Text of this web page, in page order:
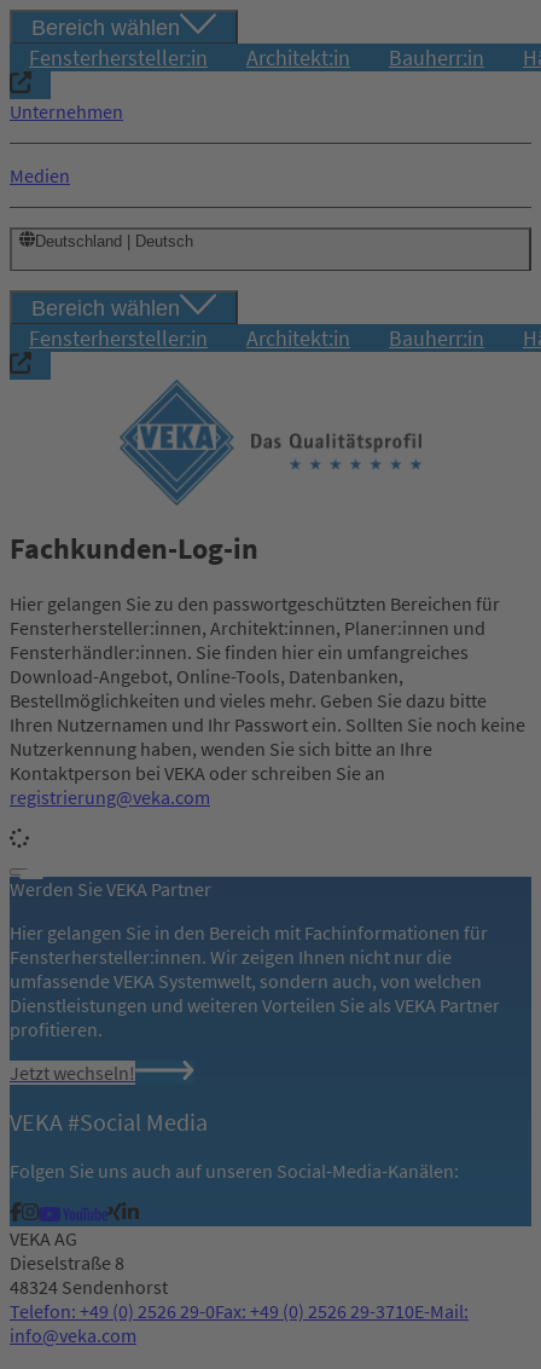
Bereich wählen
Fensterhersteller:in Architekt:in Bauherr:in
Unternehmen
Medien
Deutschland | Deutsch
Bereich wählen
Fensterhersteller:in Architekt:in Bauherr:in
Fachkunden-Log-in
Hier gelangen Sie zu den passwortgeschützten Bereichen für
Fensterhersteller:innen, Architekt:innen, Planer:innen und
Fensterhändler:innen. Sie finden hier ein umfangreiches
Download-Angebot, Online-Tools, Datenbanken,
Bestellmöglichkeiten und vieles mehr. Geben Sie dazu bitte
Ihren Nutzernamen und Ihr Passwort ein. Sollten Sie noch keine
Nutzerkennung haben, wenden Sie sich bitte an Ihre
Kontaktperson bei VEKA oder schreiben Sie an
registrierung@veka.com
Werden Sie VEKA Partner
Hier gelangen Sie in den Bereich mit Fachinformationen für
Fensterhersteller:innen. Wir zeigen Ihnen nicht nur die
umfassende VEKA Systemwelt, sondern auch, von welchen
Dienstleistungen und weiteren Vorteilen Sie als VEKA Partner
profitieren.
Jetzt wechseln!
VEKA #Social Media
Folgen Sie uns auch auf unseren Social-Media-Kanälen:
VEKA AG
Dieselstraße 8
48324 Sendenhorst
Telefon: +49 (0) 2526 29-0Fax: +49 (0) 2526 29-3710E-Mail:
info@veka.com